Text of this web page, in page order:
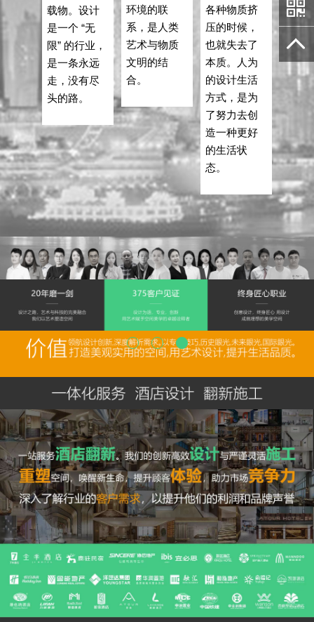
载物。设计
是一个 “无
限” 的行业，
是一条永远
走，没有尽
头的路。
环境的联
系，是人类
艺术与物质
文明的结
合。
各种物质挤
压的时候，
也就失去了
本质。人为
的设计生活
方式，是为
了努力去创
造一种更好
的生活状
态。